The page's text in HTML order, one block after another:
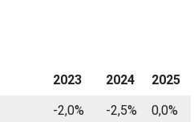
2023 2024
2025
-2,0% -2,5%
0,0%